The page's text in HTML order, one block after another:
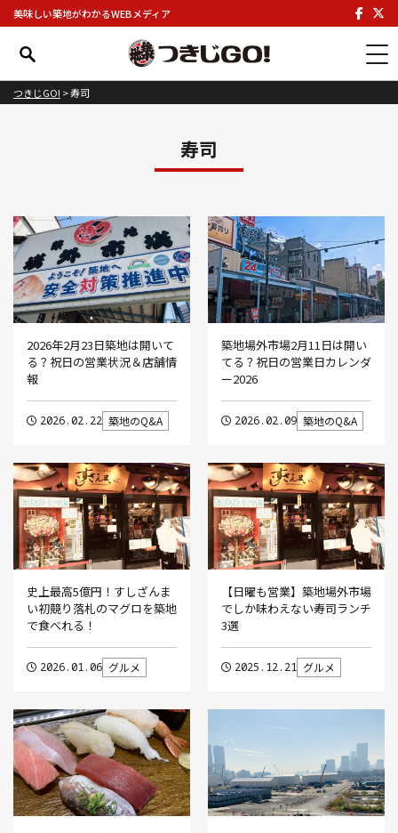
美味しい築地がわかるWEBメディア
つきじGO! >寿司
寿司
2026年2月23日築地は開いて
る？祝日の営業状況＆店舗情
報
2026.02.22 築地のQ&A
築地場外市場2月11日は開い
てる？祝日の営業日カレンダ
ー2026
2026.02.09 築地のQ&A
史上最高5億円！すしざんま
い初競り落札のマグロを築地
で食べれる！
2026.01.06 グルメ
【日曜も営業】築地場外市場
でしか味わえない寿司ランチ
3選
2025.12.21 グルメ